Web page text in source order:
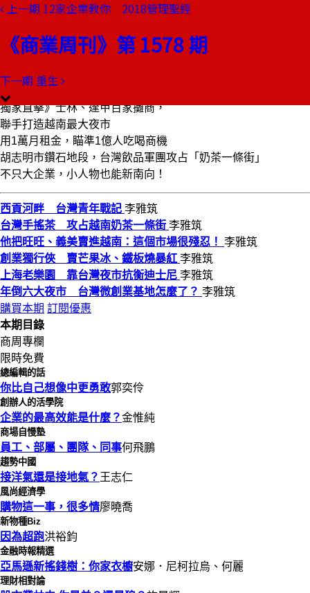
上一期 12家企業教你 2018管理聖經
《商業周刊》第 1578 期
下一期 重生
本期目錄
西貢河畔 台灣青年戰記
獨家直擊》士林、逢甲百家攤商，
聯手打造越南最大夜市
用1萬月租金，瞄準1億人吃喝商機
胡志明市鑽石地段，台灣飲品軍團攻占「奶茶一條街」
不只大企業，小人物也能新南向！
西貢河畔 台灣青年戰記 李雅筑
台灣手搖茶 攻占越南奶茶一條街 李雅筑
他把旺旺、義美賣進越南：這個市場很殘忍！ 李雅筑
創業獨行俠 賣芒果冰、鐵板燒暴紅 李雅筑
上海老樂園 靠台灣夜市抗衡迪士尼 李雅筑
年倒六大夜市 台灣微創業基地怎麼了？ 李雅筑
購買本期 訂閱優惠
本期目錄
商周專欄
限時免費
總編輯的話
你比自己想像中更勇敢郭奕伶
創辦人的活學院
企業的最高效能是什麼？金惟純
商場自慢塾
員工、部屬、團隊、同事何飛鵬
趨勢中國
接洋氣還是接地氣？ 王志仁
風尚經濟學
購物這一事，很多情廖曉喬
新物種Biz
因為超跑洪裕鈞
金融時報精選
亞馬遜新搖錢樹：你家衣櫥安娜．尼柯拉烏、何麗
理財相對論